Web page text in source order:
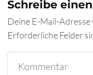
Schreibe
Deine E-Mail-
Erforderliche Felder